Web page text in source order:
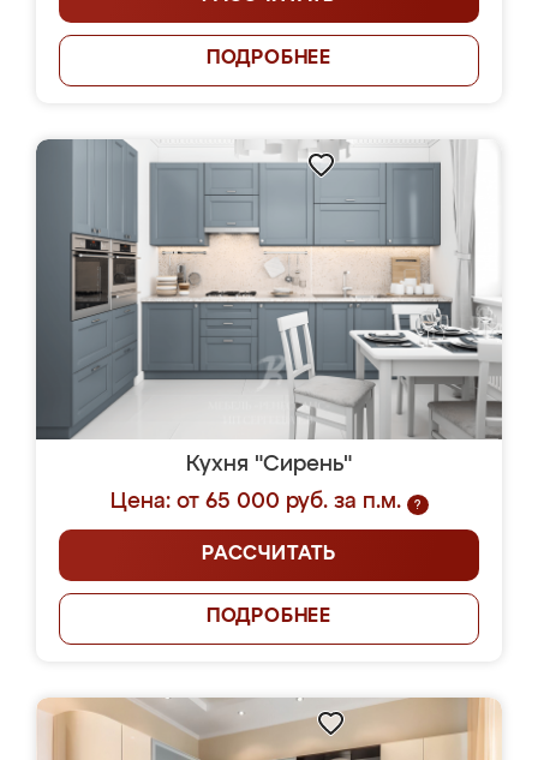
ПОДРОБНЕЕ
Кухня "Сирень"
Цена: от 65 000 руб. за п.м.
?
РАССЧИТАТЬ
ПОДРОБНЕЕ